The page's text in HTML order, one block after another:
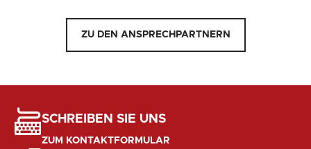
ZU DEN ANSPRECHPARTNERN
SCHREIBEN SIE UNS
ZUM KONTAKTFORMULAR